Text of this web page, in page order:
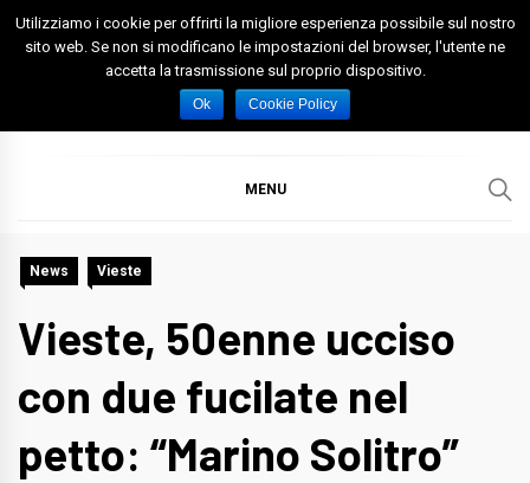
Skip
Spazio Foggia
Foggia News Calcio Eventi e Attività nella Capitanata
MENU
News Vieste
Vieste, 50enne ucciso
con due fucilate nel
petto: “Marino Solitro”
Utilizziamo i cookie per offrirti la migliore esperienza possibile sul nostro
sito web. Se non si modificano le impostazioni del browser, l'utente ne
accetta la trasmissione sul proprio dispositivo.
Ok Cookie Policy